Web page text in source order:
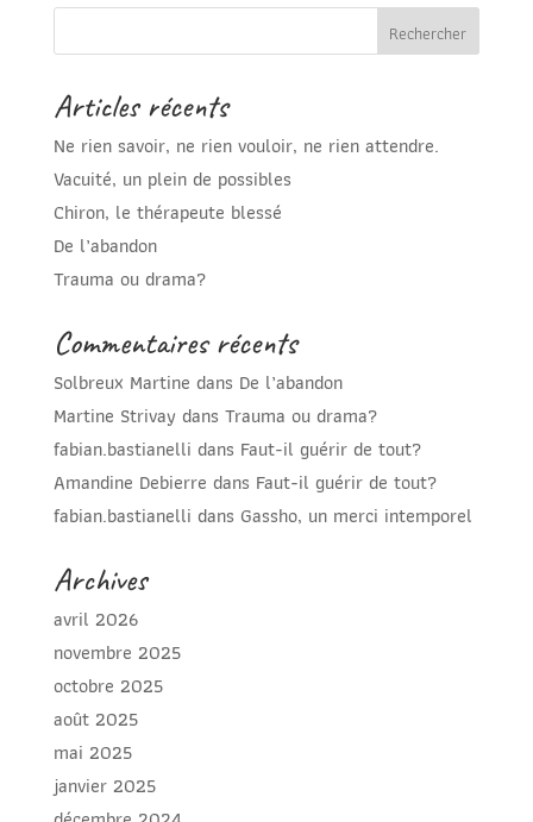
Articles récents
Ne rien savoir, ne rien vouloir, ne rien attendre.
Vacuité, un plein de possibles
Chiron, le thérapeute blessé
De l’abandon
Trauma ou drama?
Commentaires récents
Solbreux Martine dans De l’abandon
Martine Strivay dans Trauma ou drama?
fabian.bastianelli dans Faut-il guérir de tout?
Amandine Debierre dans Faut-il guérir de tout?
fabian.bastianelli dans Gassho, un merci intemporel
Archives
avril 2026
novembre 2025
octobre 2025
août 2025
mai 2025
janvier 2025